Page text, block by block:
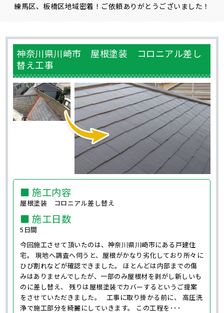
練馬区、板橋区地域密着！ご依頼ありがとうございました！
神奈川県川崎市 屋根塗装 コロニアル差し
替え工事
■ 施工内容
屋根塗装 コロニアル差し替え
■ 施工日数
5日間
今回施工させて頂いたのは、神奈川県川崎市にある戸建住
宅。 現地へ調査へ伺うと、屋根がかなり劣化しており所々に
ひび割れなどが確認できました。 ほとんどは内部までの傷
みはありませんでしたが、一部のみ屋根材を剥がし新しいも
のに差し替え、 残りは屋根塗装でカバーするというご提案
をさせていただきました。 工事に取り掛かる前に、 高圧洗
浄で施工部分を綺麗にしていきます。 この工程を･･･